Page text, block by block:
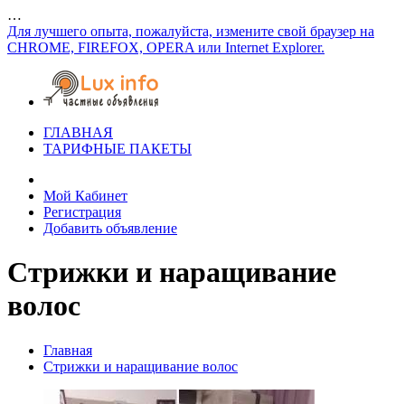
…
Для лучшего опыта, пожалуйста, измените свой браузер на
CHROME, FIREFOX, OPERA или Internet Explorer.
ГЛАВНАЯ
ТАРИФНЫЕ ПАКЕТЫ
Мой Кабинет
Регистрация
Добавить объявление
Стрижки и наращивание
волос
Главная
Стрижки и наращивание волос